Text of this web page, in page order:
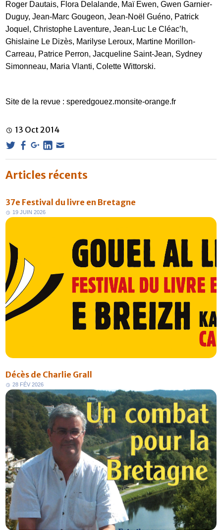
Roger Dautais, Flora Delalande, Maï Ewen, Gwen Garnier-
Duguy, Jean-Marc Gougeon, Jean-Noël Guéno, Patrick
Joquel, Christophe Laventure, Jean-Luc Le Cléac’h,
Ghislaine Le Dizès, Marilyse Leroux, Martine Morillon-
Carreau, Patrice Perron, Jacqueline Saint-Jean, Sydney
Simonneau, Maria Vlanti, Colette Wittorski.
Site de la revue :speredgouez.monsite-orange.fr
13 Oct 2014
Articles récents
37e Festival du livre en Bretagne
19 JUIN 2026
Décès de Charlie Grall
28 FÉV 2026